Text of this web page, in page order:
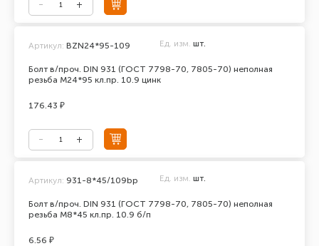
Болт в/проч. DIN 931 (ГОСТ 7798-70, 7805-70) неполная
резьба М24*95 кл.пр. 10.9 цинк
Артикул: BZN24*95-109 Ед. изм. шт.
176.43 ₽
Болт в/проч. DIN 931 (ГОСТ 7798-70, 7805-70) неполная
резьба М8*45 кл.пр. 10.9 б/п
Артикул: 931-8*45/109bp Ед. изм. шт.
6.56 ₽